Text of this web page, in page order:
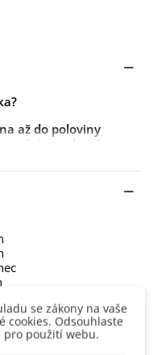
až do poloviny
denní
či mírně
pěstovatve
se zákony na vaše
cookies. Odsouhlaste
pro použití webu.